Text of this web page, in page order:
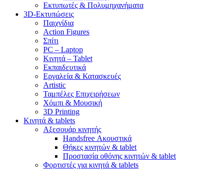
Εκτυπωτές & Πολυμηχανήματα
3D-Εκτυπώσεις
Παιχνίδια
Action Figures
Σπίτι
PC – Laptop
Κινητά – Tablet
Εκπαιδευτικά
Εργαλεία & Κατασκευές
Artistic
Ταμπέλες Επιχειρήσεων
Χόμπι & Μουσική
3D Printing
Κινητά & tablets
Αξεσουάρ κινητής
Handsfree Ακουστικά
Θήκες κινητών & tablet
Προστασία οθόνης κινητών & tablet
Φορτιστές για κινητά & tablets